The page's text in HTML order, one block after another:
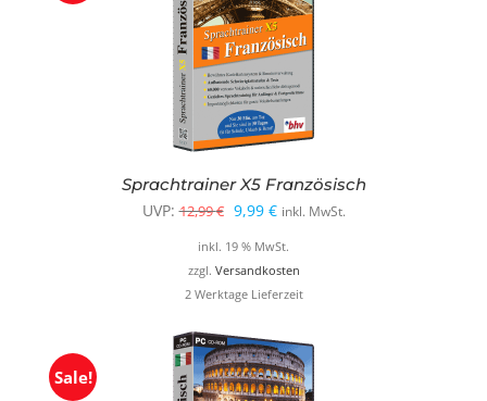
Sprachtrainer X5 Französisch
UVP: 12,99€ Ursprünglicher
Preis
war:
12,99 €
9,99 €Aktueller
Preis
ist:
9,99 €.
inkl. MwSt.
inkl. 19 % MwSt.
zzgl. Versandkosten
2 Werktage Lieferzeit
Sale!